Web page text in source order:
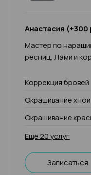
Анастасия (+300
Мастер по
ресниц, Лами и
Коррекция бровей
Окрашивание хной
Окрашивание
Ещё 20 услуг
Записаться